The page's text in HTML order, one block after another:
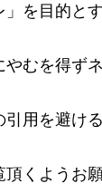
を目的と
むを得ず
引用を避け
くようお